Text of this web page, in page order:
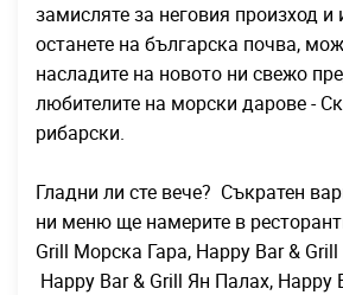
замисляте за неговия произход и
останете на българска почва,
насладите на новото ни свежо
любителите на морски дарове -
рибарски.
Гладни ли сте вече? Съкратен
ни меню ще намерите в
Grill Морска Гара, Happy Bar &
Happy Bar & Grill Ян Палах, Happy